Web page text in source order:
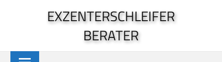
EXZENTERSCHLEIFER
BERATER